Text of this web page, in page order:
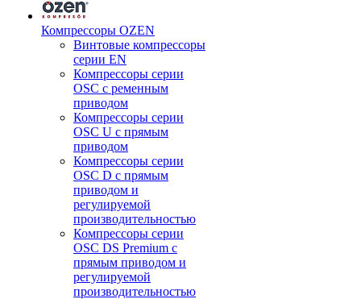
Компрессоры OZEN
Винтовые компрессоры
серии EN
Компрессоры серии
OSC с ременным
приводом
Компрессоры серии
OSC U с прямым
приводом
Компрессоры серии
OSC D с прямым
приводом и
регулируемой
производительностью
Компрессоры серии
OSC DS Premium с
прямым приводом и
регулируемой
производительностью